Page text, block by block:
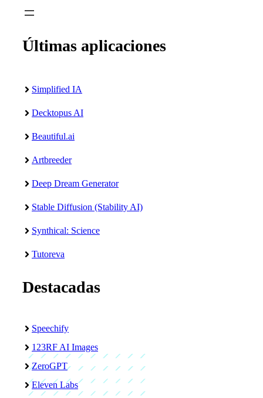
Últimas aplicaciones
Simplified IA
Decktopus AI
Beautiful.ai
Artbreeder
Deep Dream Generator
Stable Diffusion (Stability AI)
Synthical: Science
Tutoreva
Destacadas
Speechify
123RF AI Images
ZeroGPT
Eleven Labs